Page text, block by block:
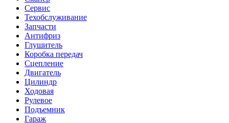
Сервис
Техобслуживание
Запчасти
Антифриз
Глушитель
Коробка передач
Сцепление
Двигатель
Цилиндр
Ходовая
Рулевое
Подъемник
Гараж